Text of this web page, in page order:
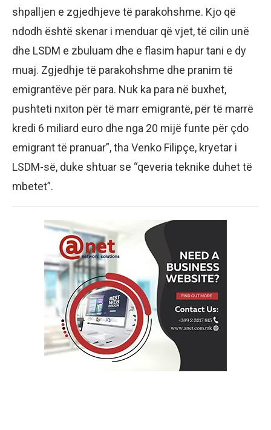
shpalljen e zgjedhjeve të parakohshme. Kjo që
ndodh është skenar i menduar që vjet, të cilin unë
dhe LSDM e zbuluam dhe e flasim hapur tani e dy
muaj. Zgjedhje të parakohshme dhe pranim të
emigrantëve për para. Nuk ka para në buxhet,
pushteti nxiton për të marr emigrantë, për të marrë
kredi 6 miliard euro dhe nga 20 mijë funte për çdo
emigrant të pranuar”, tha Venko Filipçe, kryetar i
LSDM-së, duke shtuar se “qeveria teknike duhet të
mbetet”.